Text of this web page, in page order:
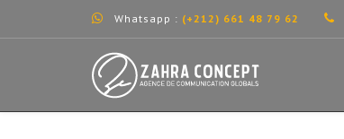
Whatsapp : (+212) 661 48 79 62